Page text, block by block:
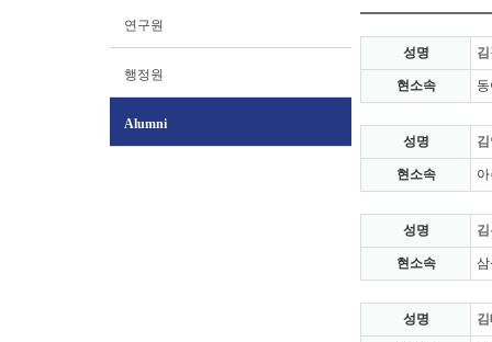
연구원
행정원
Alumni
성명
현소속
성명
현소속
성명
현소속
성명